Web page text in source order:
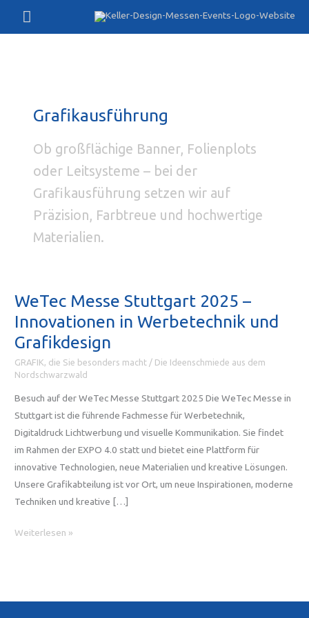
Hauptmenü
Grafikausführung
Ob großflächige Banner, Folienplots
oder Leitsysteme – bei der
Grafikausführung setzen wir auf
Präzision, Farbtreue und hochwertige
Materialien.
WeTec Messe Stuttgart 2025 –
Innovationen in Werbetechnik und
Grafikdesign
GRAFIK, die Sie besonders macht / Die Ideenschmiede aus dem
Nordschwarzwald
Besuch auf der WeTec Messe Stuttgart 2025 Die WeTec Messe in
Stuttgart ist die führende Fachmesse für Werbetechnik,
Digitaldruck Lichtwerbung und visuelle Kommunikation. Sie findet
im Rahmen der EXPO 4.0 statt und bietet eine Plattform für
innovative Technologien, neue Materialien und kreative Lösungen.
Unsere Grafikabteilung ist vor Ort, um neue Inspirationen, moderne
Techniken und kreative […]
WeTec
–
Weiterlesen »